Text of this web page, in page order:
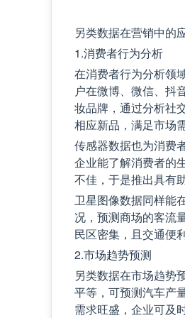
另类数据在营销中的
1.消费者行为分析
在消费者行为分析领
户在微博、微信、抖
妆品牌，通过分析社
相应新品，满足市场需
传感器数据也为消费
企业能了解消费者的
不佳，于是推出具有
卫星图像数据同样能
况，预测商场的客流
民区密集，且交通便
2.市场趋势预测
另类数据在市场趋势
平等，可预测汽车产
需求旺盛，企业可及